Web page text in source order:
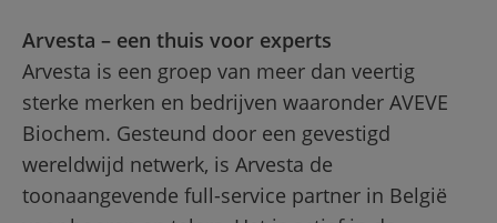
Arvesta – een thuis voor experts
Arvesta is een groep van meer dan veertig
sterke merken en bedrijven waaronder AVEVE
Biochem. Gesteund door een gevestigd
wereldwijd netwerk, is Arvesta de
toonaangevende full-service partner in België